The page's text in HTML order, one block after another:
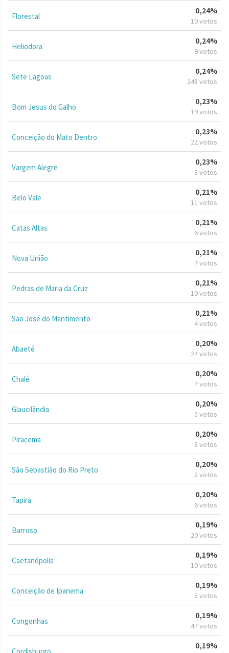
Florestal
0,24%
10 votos
Heliodora
0,24%
9 votos
Sete Lagoas
0,24%
248 votos
Bom Jesus do Galho
0,23%
19 votos
Conceição do Mato Dentro
0,23%
22 votos
Vargem Alegre
0,23%
8 votos
Belo Vale
0,21%
11 votos
Catas Altas
0,21%
6 votos
Nova União
0,21%
7 votos
Pedras de Maria da Cruz
0,21%
10 votos
São José do Mantimento
0,21%
4 votos
Abaeté
0,20%
24 votos
Chalé
0,20%
7 votos
Glaucilândia
0,20%
5 votos
Piracema
0,20%
8 votos
São Sebastião do Rio Preto
0,20%
2 votos
Tapira
0,20%
6 votos
Barroso
0,19%
20 votos
Caetanópolis
0,19%
10 votos
Conceição de Ipanema
0,19%
5 votos
Congonhas
0,19%
47 votos
0,19%